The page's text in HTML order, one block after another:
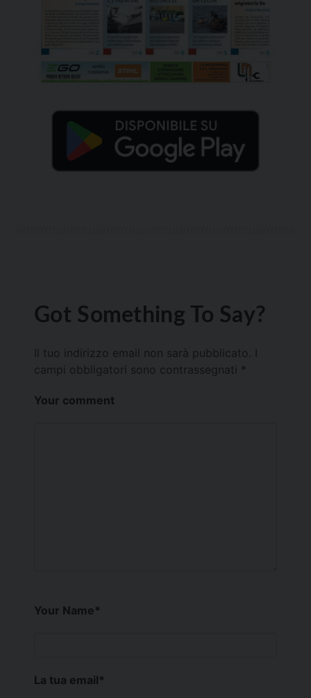
Got Something To Say?
Il tuo indirizzo email non sarà pubblicato.
campi obbligatori sono contrassegnati *
Your comment
Your Name*
La tua email*